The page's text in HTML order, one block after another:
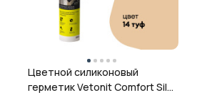
Цветной силиконовый
герметик Vetonit Comfort Sil,